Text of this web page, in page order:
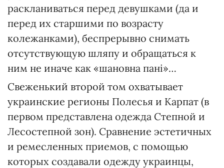
раскланиваться перед девушками (да и
перед их старшими по возрасту
колежанками), беспрерывно снимать
отсутствующую шляпу и обращаться к
ним не иначе как «шановна пані»…
Свеженький второй том охватывает
украинские регионы Полесья и Карпат (в
первом представлена одежда Степной и
Лесостепной зон). Сравнение эстетичных
и ремесленных приемов, с помощью
которых создавали одежду украинцы,